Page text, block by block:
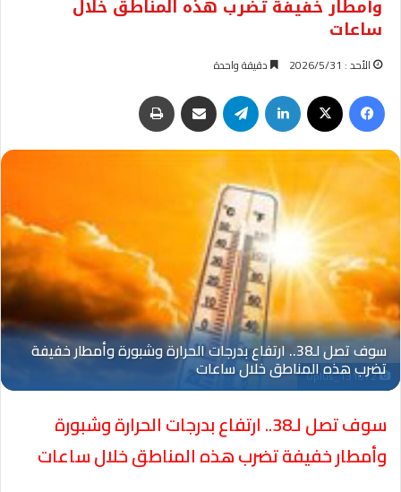
وأمطار خفيفة تضرب هذه المناطق خلال
ساعات
الأحد : 2026/5/31 دقيقة واحدة
فيسبوك لينكدإن تيلقرام مشاركة عبر البريد
Oplus_131072
سوف تصل لـ38.. ارتفاع بدرجات الحرارة وشبورة
وأمطار خفيفة تضرب هذه المناطق خلال ساعات